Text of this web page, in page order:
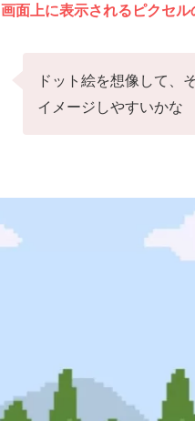
画面上に表示されるピクセル
ドット絵を想像して、
イメージしやすいかな